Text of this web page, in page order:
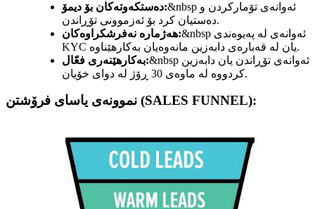
دەستکەوتەکان بۆ دیمۆ:&nbsp ئەوانەی تۆمارکردن و
دەستیان کرد بۆ ئەزموونی تۆڕاندن.
هەژمارە نەفرشکراوەکان:&nbsp ئەوانەی لە پەیوەندی
KYC یان لە قەبارەی دابەزین مانەوەیان بەکارهێناوە.
بەکارهێنەری فعّال:&nbsp ئەوانەی تۆڕاندن یان دابەزین
کردووە لە ماوەی 30 ڕۆژ لە دوای خۆیان.
نموونەی یاسای فرۆشتن (SALES FUNNEL):